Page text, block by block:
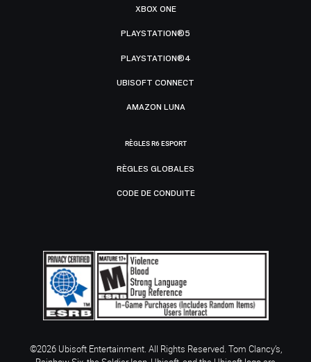
XBOX ONE
PLAYSTATION®5
PLAYSTATION®4
UBISOFT CONNECT
AMAZON LUNA
RÈGLES R6 ESPORT
RÈGLES GLOBALES
CODE DE CONDUITE
©2026 Ubisoft Entertainment. All Rights Reserved. Tom Clancy’s,